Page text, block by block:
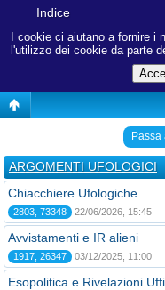
I cookie ci aiutano a fornire
l'utilizzo dei cookie da parte
Indice
ARGOMENTI UFOLOGICI
Chiacchiere Ufologiche
2803, 73348 22/06/2026, 15:45
Avvistamenti e IR alieni
1917, 26347 03/12/2025, 11:00
Esopolitica e Rivelazioni